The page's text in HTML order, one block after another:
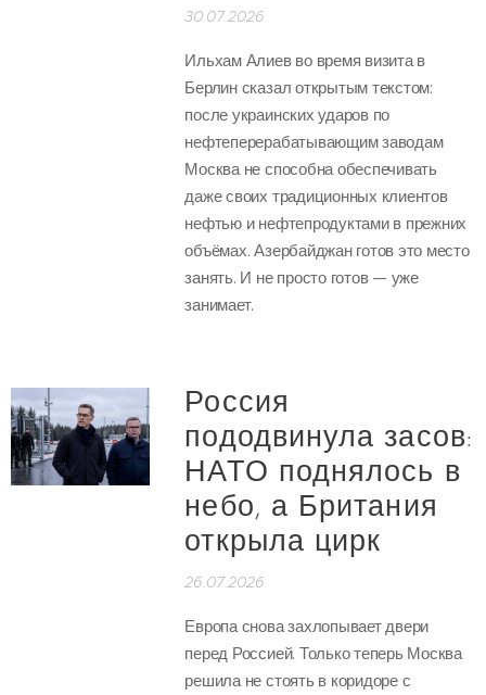
30.07.2026
Ильхам Алиев во время визита в
Берлин сказал открытым текстом:
после украинских ударов по
нефтеперерабатывающим заводам
Москва не способна обеспечивать
даже своих традиционных клиентов
нефтью и нефтепродуктами в прежних
объёмах. Азербайджан готов это место
занять. И не просто готов — уже
занимает.
Россия
пододвинула засов:
НАТО поднялось в
небо, а Британия
открыла цирк
26.07.2026
Европа снова захлопывает двери
перед Россией. Только теперь Москва
решила не стоять в коридоре с